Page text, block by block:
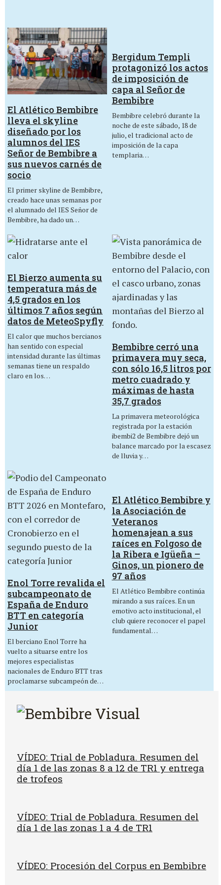
El Atlético Bembibre
lleva el skyline
diseñado por los
alumnos del IES
Señor de Bembibre a
sus nuevos carnés de
socio
El primer skyline de Bembibre,
creado hace unas semanas por
el alumnado del IES Señor de
Bembibre, ha dado un…
Bergidum Templi
protagonizó los actos
de imposición de
capa al Señor de
Bembibre
Bembibre celebró durante la
noche de este sábado, 18 de
julio, el tradicional acto de
imposición de la capa
templaria…
El Bierzo aumenta su
temperatura más de
4,5 grados en los
últimos 7 años según
datos de MeteoSpyfly
El calor que muchos bercianos
han sentido con especial
intensidad durante las últimas
semanas tiene un respaldo
claro en los…
Bembibre cerró una
primavera muy seca,
con sólo 16,5 litros por
metro cuadrado y
máximas de hasta
35,7 grados
La primavera meteorológica
registrada por la estación
ibembi2 de Bembibre dejó un
balance marcado por la escasez
de lluvia y…
Enol Torre revalida el
subcampeonato de
España de Enduro
BTT en categoría
Junior
El berciano Enol Torre ha
vuelto a situarse entre los
mejores especialistas
nacionales de Enduro BTT tras
proclamarse subcampeón de…
El Atlético Bembibre y
la Asociación de
Veteranos
homenajean a sus
raíces en Folgoso de
la Ribera e Igüeña –
Ginos, un pionero de
97 años
El Atlético Bembibre continúa
mirando a sus raíces. En un
emotivo acto institucional, el
club quiere reconocer el papel
fundamental…
VÍDEO: Trial de Pobladura. Resumen del
día 1 de las zonas 8 a 12 de TR1 y entrega
de trofeos
VÍDEO: Trial de Pobladura. Resumen del
día 1 de las zonas 1 a 4 de TR1
VÍDEO: Procesión del Corpus en Bembibre